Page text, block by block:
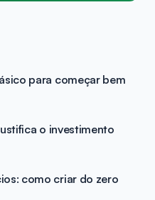
para começar bem
o investimento
como criar do zero